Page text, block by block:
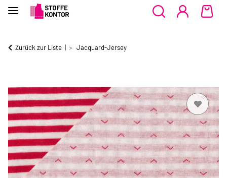
Zurück zur Liste Jacquard-Jersey